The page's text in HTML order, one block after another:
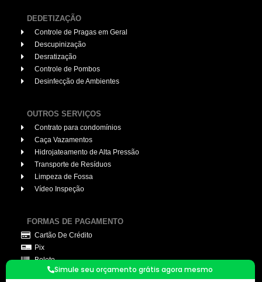
DEDETIZAÇÃO
Controle de Pragas em Geral
Descupinização
Desratização
Controle de Pombos
Desinfecção de Ambientes
OUTROS SERVIÇOS
Contrato para condomínios
Caça Vazamentos
Hidrojateamento de Alta Pressão
Transporte de Resíduos
Limpeza de Fossa
Vídeo Inspeção
FORMAS DE PAGAMENTO
Cartão De Crédito
Pix
Boleto
Simule seu orçamento grátis agora mesmo